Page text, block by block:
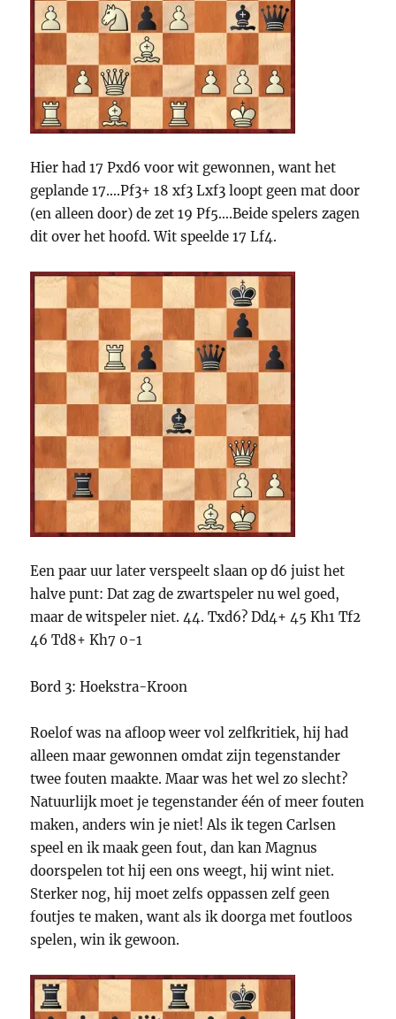
Hier had 17 Pxd6 voor wit gewonnen, want het
geplande 17….Pf3+ 18 xf3 Lxf3 loopt geen mat door
(en alleen door) de zet 19 Pf5….Beide spelers zagen
dit over het hoofd. Wit speelde 17 Lf4.
Een paar uur later verspeelt slaan op d6 juist het
halve punt: Dat zag de zwartspeler nu wel goed,
maar de witspeler niet. 44. Txd6? Dd4+ 45 Kh1 Tf2
46 Td8+ Kh7 0-1
Bord 3: Hoekstra-Kroon
Roelof was na afloop weer vol zelfkritiek, hij had
alleen maar gewonnen omdat zijn tegenstander
twee fouten maakte. Maar was het wel zo slecht?
Natuurlijk moet je tegenstander één of meer fouten
maken, anders win je niet! Als ik tegen Carlsen
speel en ik maak geen fout, dan kan Magnus
doorspelen tot hij een ons weegt, hij wint niet.
Sterker nog, hij moet zelfs oppassen zelf geen
foutjes te maken, want als ik doorga met foutloos
spelen, win ik gewoon.